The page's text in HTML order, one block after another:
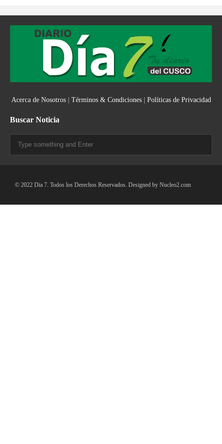
Acerca de Nosotros| Términos & Condiciones| Políticas de Privacidad
Buscar Noticia
© 2022 Dia 7. Todos los Derechos Reservados. Designed by Nucleo2.com